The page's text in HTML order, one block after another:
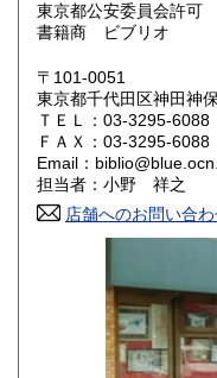
奈良県
鳥取県
岡山県
山口県
東京都公安委員会許可
書籍商 ビブリオ
〒101-0051
東京都千代田区神田
ＴＥＬ：03-3295-6088
ＦＡＸ：03-3295-6088
Email：
担当者：小野 祥之
店舗へのお問い合